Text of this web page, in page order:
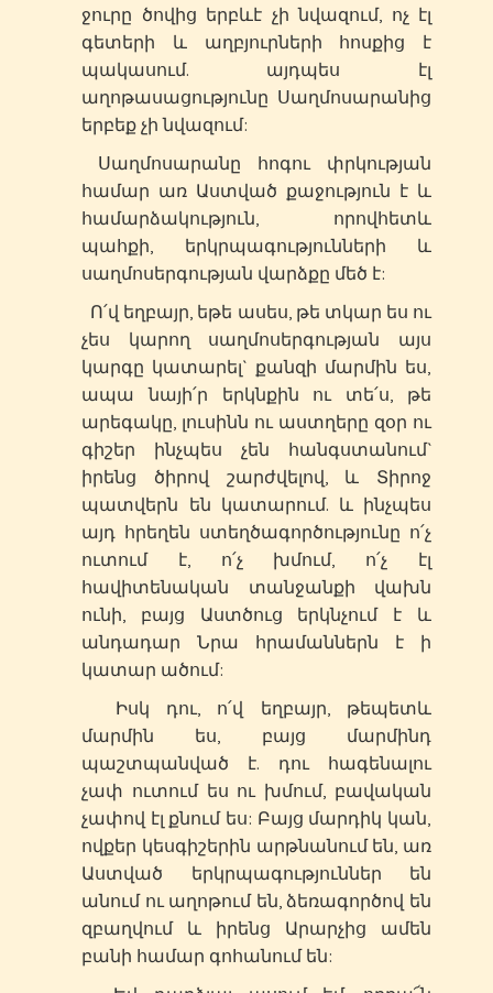
ջուրը ծովից երբևէ չի նվազում, ոչ էլ
գետերի և աղբյուրների հոսքից է
պակասում. այդպես էլ
աղոթասացությունը Սաղմոսարանից
երբեք չի նվազում:
Սաղմոսարանը հոգու փրկության
համար առ Աստված քաջություն է և
համարձակություն, որովհետև
պահքի, երկրպագությունների և
սաղմոսերգության վարձքը մեծ է:
Ո՛վ եղբայր, եթե ասես, թե տկար ես ու
չես կարող սաղմոսերգության այս
կարգը կատարել` քանզի մարմին ես,
ապա նայի՛ր երկնքին ու տե՛ս, թե
արեգակը, լուսինն ու աստղերը զօր ու
գիշեր ինչպես չեն հանգստանում`
իրենց ծիրով շարժվելով, և Տիրոջ
պատվերն են կատարում. և ինչպես
այդ հրեղեն ստեղծագործությունը ո՛չ
ուտում է, ո՛չ խմում, ո՛չ էլ
հավիտենական տանջանքի վախն
ունի, բայց Աստծուց երկնչում է և
անդադար Նրա հրամաններն է ի
կատար ածում:
Իսկ դու, ո՛վ եղբայր, թեպետև
մարմին ես, բայց մարմինդ
պաշտպանված է. դու հագենալու
չափ ուտում ես ու խմում, բավական
չափով էլ քնում ես: Բայց մարդիկ կան,
ովքեր կեսգիշերին արթնանում են, առ
Աստված երկրպագություններ են
անում ու աղոթում են, ձեռագործով են
զբաղվում և իրենց Արարչից ամեն
բանի համար գոհանում են: